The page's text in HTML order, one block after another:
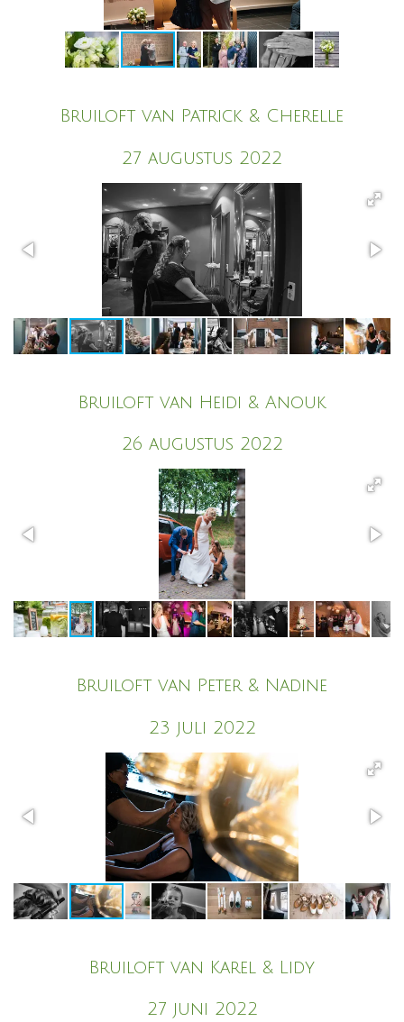
Bruiloft van Patrick & Cherelle
27 augustus 2022
Bruiloft van Heidi & Anouk
26 augustus 2022
Bruiloft van Peter & Nadine
23 juli 2022
Bruiloft van Karel & Lidy
27 juni 2022